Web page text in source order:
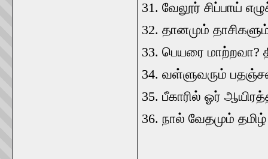
31. வேலூர் சிப்பாய்
32. தானமும்
33. பெயரை மாற்றவா?
34. வள்ளுவரும்
35. பீகாரில் ஓர்
36. நால் வேதமும்